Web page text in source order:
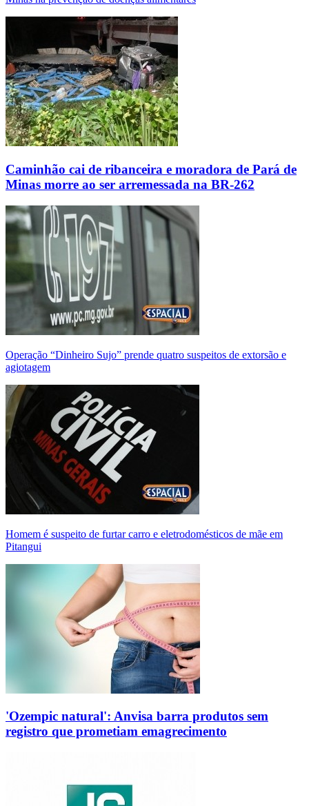
Caminhão cai de ribanceira e moradora de Pará de
Minas morre ao ser arremessada na BR-262
Operação “Dinheiro Sujo” prende quatro suspeitos de extorsão e
agiotagem
Homem é suspeito de furtar carro e eletrodomésticos de mãe em
Pitangui
'Ozempic natural': Anvisa barra produtos sem
registro que prometiam emagrecimento